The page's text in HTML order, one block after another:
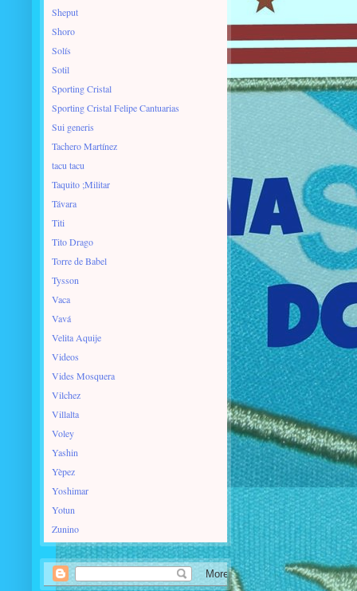
Sheput
Shoro
Solís
Sotil
Sporting Cristal
Sporting Cristal Felipe Cantuarias
Sui generis
Tachero Martínez
tacu tacu
Taquito ;Militar
Távara
Titi
Tito Drago
Torre de Babel
Tysson
Vaca
Vavá
Velita Aquije
Videos
Vides Mosquera
Vilchez
Villalta
Voley
Yashin
Yèpez
Yoshimar
Yotun
Zunino